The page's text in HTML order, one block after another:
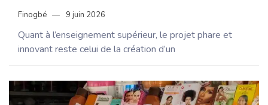
Finogbé 9 juin 2026
Quant à l’enseignement supérieur, le projet phare et
innovant reste celui de la création d’un